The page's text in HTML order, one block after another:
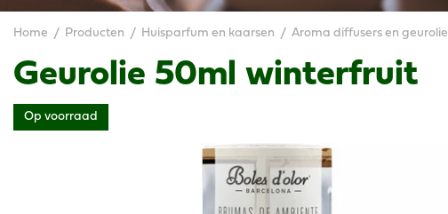
Home Producten Huisparfum en kaarsen Aroma diffusers en geurolie
Geurolie 50ml winterfruit
Op voorraad